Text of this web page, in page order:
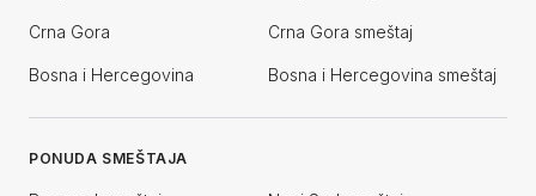
Crna Gora Crna Gora smeštaj
Bosna i Hercegovina Bosna i Hercegovina smeštaj
PONUDA SMEŠTAJA